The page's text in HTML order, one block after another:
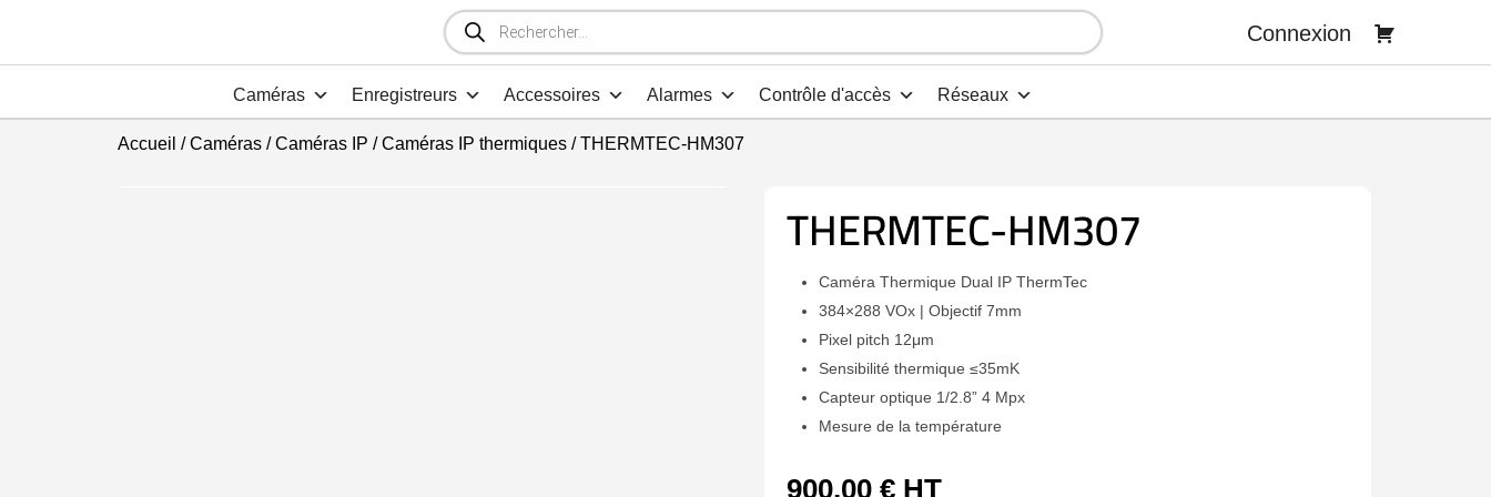
Recherche
de
produits
Connexion
Caméras Enregistreurs Accessoires Alarmes Contrôle d'accès Réseaux
Accueil /Caméras/Caméras IP /Caméras IP thermiques/ THERMTEC-HM307
THERMTEC-HM307
Caméra Thermique Dual IP ThermTec
384×288 VOx | Objectif 7mm
Pixel pitch 12μm
Sensibilité thermique ≤35mK
Capteur optique 1/2.8” 4 Mpx
Mesure de la température
900,00 € HT